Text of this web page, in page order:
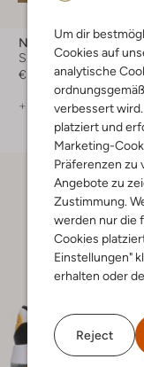
Um dir
Cookies auf
analytische
verbessert
platziert und
Marketing-
Präferenzen zu
Angebote zu
Zustimmung.
werden nur die
Cookies
Einstellungen"
erhalten oder
Reject
Nike
Sneaker Low
€ 49,99
+ mehr farben